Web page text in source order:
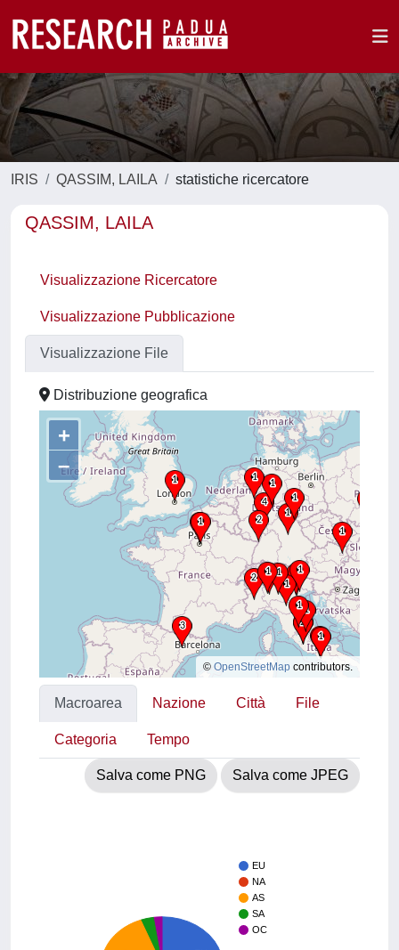
IRIS QASSIM, LAILA statistiche ricercatore
QASSIM, LAILA
Visualizzazione Ricercatore
Visualizzazione Pubblicazione
Visualizzazione File
Distribuzione geografica
+
–
© OpenStreetMap contributors.
Macroarea Nazione Città File
Categoria Tempo
Salva come PNG Salva come JPEG
EU
NA
AS
SA
OC